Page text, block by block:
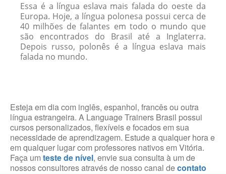
Essa é a língua eslava mais falada do oeste da
Europa. Hoje, a língua polonesa possui cerca de
40 milhões de falantes em todo o mundo que
são encontrados do Brasil até a Inglaterra.
Depois russo, polonês é a língua eslava mais
falada no mundo.
Esteja em dia com inglês, espanhol, francês ou outra
língua estrangeira. A Language Trainers Brasil possui
cursos personalizados, flexíveis e focados em sua
necessidade de aprendizagem. Estude a qualquer hora e
em qualquer lugar com professores nativos em Vitória.
Faça um teste de nível, envie sua consulta à um de
nossos consultores através de nosso canal decontato